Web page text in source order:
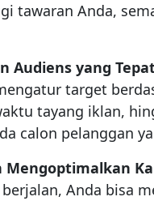
tawaran Anda,
Audiens yang
target
tayang iklan,
calon pelanggan
Mengoptimalkan
Anda bisa